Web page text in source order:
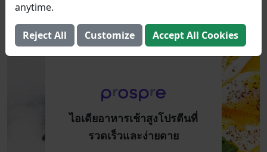
23 ตุลาคม 2023 (อัปเดต: 2 สิงหาคม 2025)
ไอเดียอาหารเช้าสูงโปรตีนที่
รวดเร็วและง่ายดาย
anytime.
Reject All Customize Accept All Cookies